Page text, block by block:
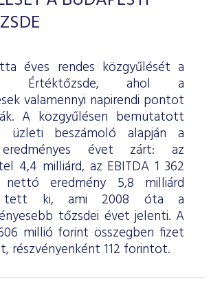
éves rendes közgyűlését a
Értéktőzsde, ahol a
valamennyi napirendi pontot
A közgyűlésen bemutatott
üzleti beszámoló alapján a
évet zárt: az
4,4 milliárd, az EBITDA 1 362
eredmény 5,8 milliárd
tett ki, ami 2008 óta a
tőzsdei évet jelenti. A
millió forint összegben fizet
részvényenként 112 forintot.